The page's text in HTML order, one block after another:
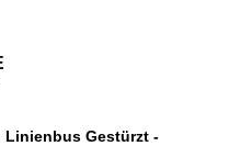
Linienbus Gestürzt -